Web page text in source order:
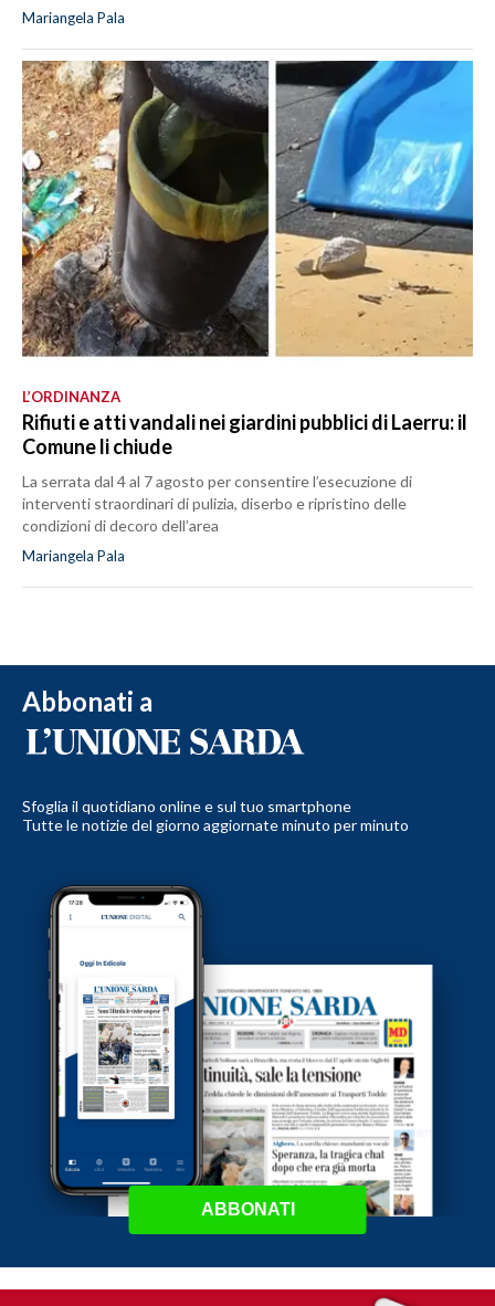
Mariangela Pala
L’ORDINANZA
Rifiuti e atti vandali nei giardini pubblici di Laerru: il
Comune li chiude
La serrata dal 4 al 7 agosto per consentire l’esecuzione di
interventi straordinari di pulizia, diserbo e ripristino delle
condizioni di decoro dell’area
Mariangela Pala
Abbonati a
Sfoglia il quotidiano online e sul tuo smartphone
Tutte le notizie del giorno aggiornate minuto per minuto
ABBONATI